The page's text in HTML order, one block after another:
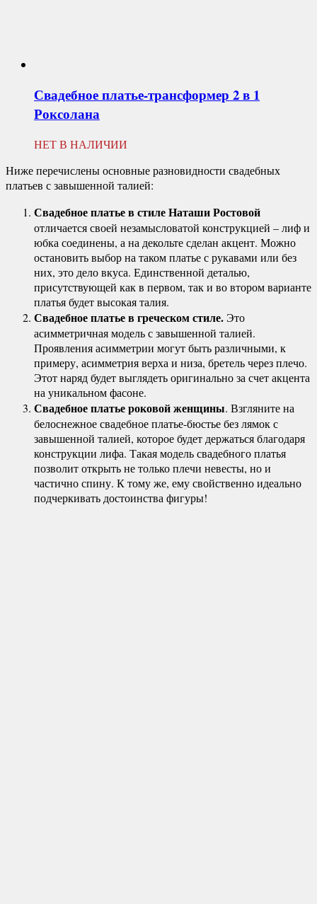
Свадебное платье-трансформер 2 в 1
Роксолана
НЕТ В НАЛИЧИИ
Ниже перечислены основные разновидности свадебных
платьев с завышенной талией:
Свадебное платье в стиле Наташи Ростовой
отличается своей незамысловатой конструкцией – лиф и
юбка соединены, а на декольте сделан акцент. Можно
остановить выбор на таком платье с рукавами или без
них, это дело вкуса. Единственной деталью,
присутствующей как в первом, так и во втором варианте
платья будет высокая талия.
Свадебное платье в греческом стиле. Это
асимметричная модель с завышенной талией.
Проявления асимметрии могут быть различными, к
примеру, асимметрия верха и низа, бретель через плечо.
Этот наряд будет выглядеть оригинально за счет акцента
на уникальном фасоне.
Свадебное платье роковой женщины. Взгляните на
белоснежное свадебное платье-бюстье без лямок с
завышенной талией, которое будет держаться благодаря
конструкции лифа. Такая модель свадебного платья
позволит открыть не только плечи невесты, но и
частично спину. К тому же, ему свойственно идеально
подчеркивать достоинства фигуры!